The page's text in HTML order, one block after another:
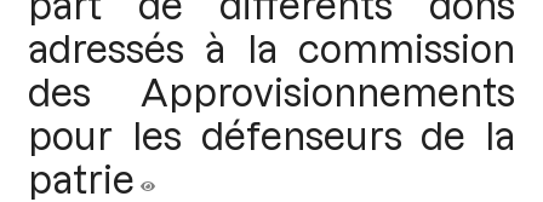
adressés à la commission
des Approvisionnements
pour les défenseurs de la
patrie